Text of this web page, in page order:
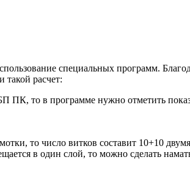
специальных программ.
такой расчет:
ПК, то в программе нужно отметить
то число витков составит 10+10
в один слой, то можно сделать